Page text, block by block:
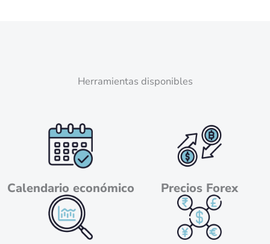
Herramientas disponibles
Calendario económico Precios Forex